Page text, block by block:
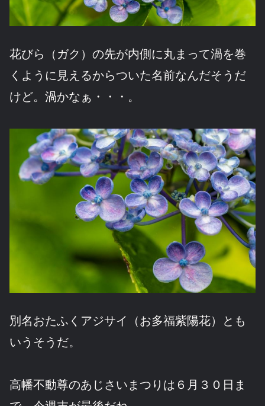
花びら（ガク）の先が内側に丸まって渦を巻
くように見えるからついた名前なんだそうだ
けど。渦かなぁ・・・。
別名おたふくアジサイ（お多福紫陽花）とも
いうそうだ。
高幡不動尊のあじさいまつりは６月３０日ま